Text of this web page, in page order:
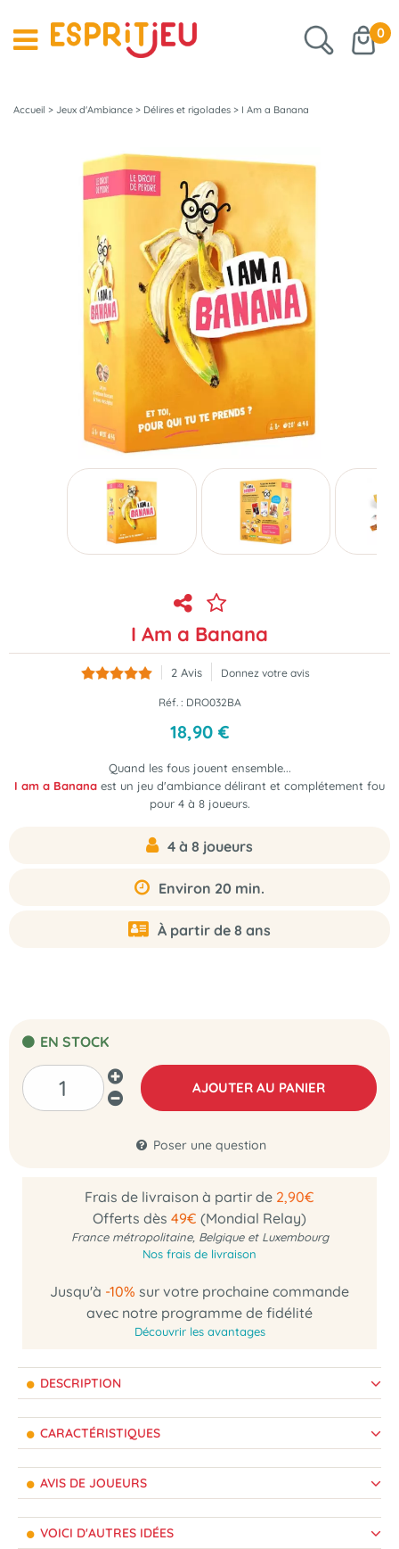
0
Accueil > Jeux d'Ambiance > Délires et rigolades > I Am a Banana
I Am a Banana
2 Avis Donnez votre avis
Réf. : DRO032BA
18,90 €
Quand les fous jouent ensemble...
I am a Banana est un jeu d'ambiance délirant et complétement fou
pour 4 à 8 joueurs.
4 à 8 joueurs
Environ 20 min.
À partir de 8 ans
EN STOCK
AJOUTER AU PANIER
Poser une question
Frais de livraison à partir de 2,90€
Offerts dès 49€ (Mondial Relay)
France métropolitaine, Belgique et Luxembourg
Nos frais de livraison
Jusqu'à -10% sur votre prochaine commande
avec notre programme de fidélité
Découvrir les avantages
DESCRIPTION
CARACTÉRISTIQUES
AVIS DE JOUEURS
VOICI D'AUTRES IDÉES